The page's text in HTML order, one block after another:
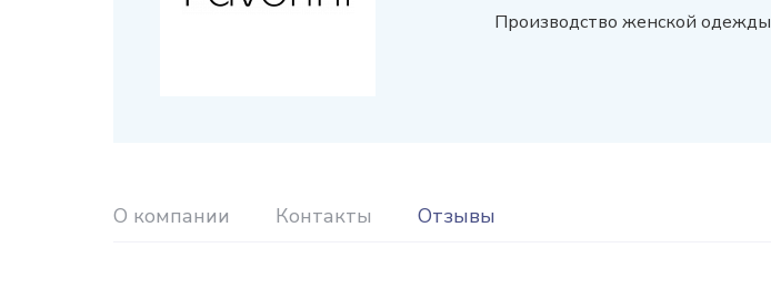
Производство женской одежды
О компании Контакты Отзывы